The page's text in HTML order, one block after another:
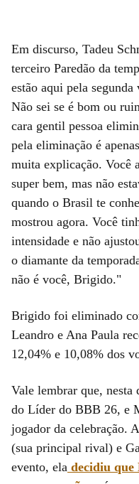
Em discurso, Tadeu
terceiro Paredão da
estão aqui pela segunda
Não sei se é bom ou
cara gentil pessoa
pela eliminação é
muita explicação. Você
super bem, mas não
quando o Brasil te
mostrou agora. Você
intensidade e não
o diamante da
não é você, Brigido."
Brigido foi eliminado
Leandro e Ana Paula
12,04% e 10,08% dos
Vale lembrar que, nesta
do Líder do BBB 26, e
jogador da celebração.
(sua principal rival) e
evento, ela decidiu